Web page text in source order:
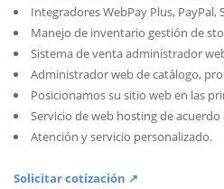
Integradores WebPay Plus, PayPal,
Manejo de inventario gestión de
Sistema de venta administrador
Administrador web de catálogo,
Posicionamos su sitio web en las
Servicio de web hosting de acuerdo
Atención y servicio personalizado.
Solicitar cotización ↗